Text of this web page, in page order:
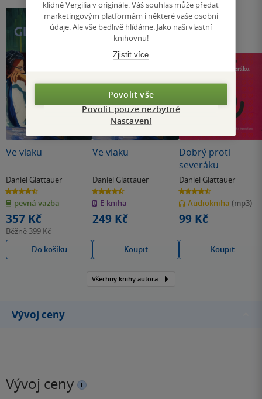
Ve vlaku
Daniel Glattauer
4.5
z
5
hvězdiček
pevná vazba
357 Kč
Běžně 399 Kč
Do košíku
Ve vlaku
Daniel Glattauer
4.5
z
5
hvězdiček
E-kniha
249 Kč
Koupit
Dobrý proti
severáku
Daniel Glattauer
4.6
z
5
hvězdiček
Audiokniha (mp3)
99 Kč
Koupit
Všechny knihy autora
Vývoj ceny
Vývoj ceny
klidně Vergilia v originále. Váš souhlas může předat
marketingovým platformám i některé vaše osobní
údaje. Ale vše bedlivě hlídáme. Jako naši vlastní
knihovnu!
Zjistit více
Povolit vše
Povolit pouze nezbytné
Nastavení